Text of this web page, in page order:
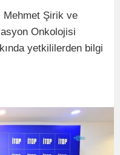
Mehmet Şirik ve
Onkolojisi
yetkililerden bilgi